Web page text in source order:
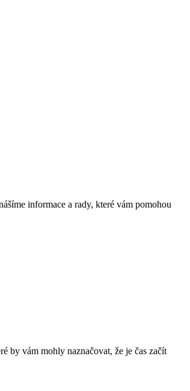
informace a rady, které vám pomohou
by vám mohly naznačovat, že je čas začít